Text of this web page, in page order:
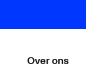
Over ons